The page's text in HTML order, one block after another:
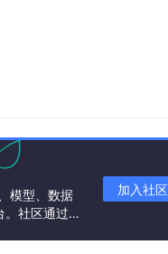
模型、数据
社区通过理
加入社区